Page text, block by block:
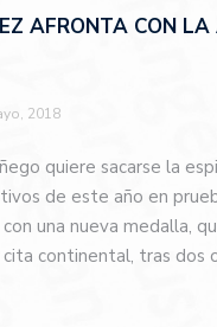
AFRONTA CON LA
2018
quiere sacarse la
de este año en
una nueva medalla,
continental, tras dos